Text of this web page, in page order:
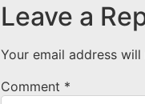
Leave a
Your email address
Comment *